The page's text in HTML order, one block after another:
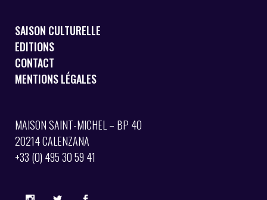
SAISON CULTURELLE
EDITIONS
CONTACT
MENTIONS LÉGALES
MAISON SAINT-MICHEL – BP 40
20214 CALENZANA
+33 (0) 495 30 59 41